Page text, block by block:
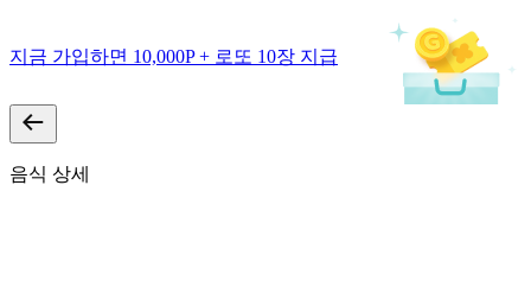
지금 가입하면 10,000P + 로또 10장 지급
음식 상세